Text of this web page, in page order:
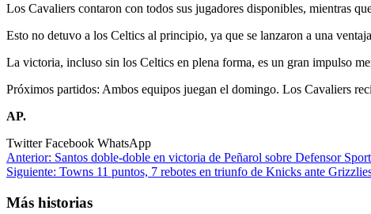
Los Cavaliers contaron con todos sus jugadores disponibles, mientras
Esto no detuvo a los Celtics al principio, ya que se lanzaron a una
La victoria, incluso sin los Celtics en plena forma, es un gran impulso
Próximos partidos: Ambos equipos juegan el domingo. Los Cavaliers
AP.
TwitterFacebook WhatsApp
Navegación
de
entradas
Anterior: Santos doble-doble en victoria de Peñarol sobre Defensor
Siguiente: Towns 11 puntos, 7 rebotes en triunfo de Knicks ante
Más historias